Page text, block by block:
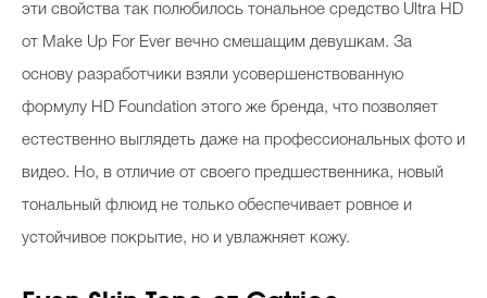
эти свойства так полюбилось тональное средство Ultra HD
от Make Up For Ever вечно смешащим девушкам. За
основу разработчики взяли усовершенствованную
формулу HD Foundation этого же бренда, что позволяет
естественно выглядеть даже на профессиональных фото и
видео. Но, в отличие от своего предшественника, новый
тональный флюид не только обеспечивает ровное и
устойчивое покрытие, но и увлажняет кожу.